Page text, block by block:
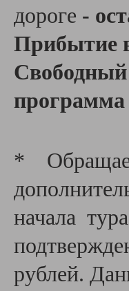
дороге -
Прибытие
*
начала
рублей.